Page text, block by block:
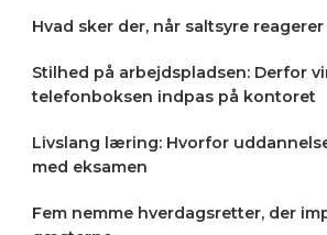
Hvad sker der, når saltsyre
Stilhed på arbejdspladsen: Derfor
telefonboksen indpas på kontoret
Livslang læring: Hvorfor
med eksamen
Fem nemme hverdagsretter, der